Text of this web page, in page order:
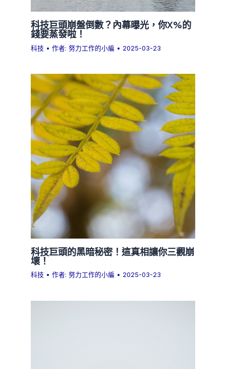
科技巨頭崩盤倒數？內幕曝光，你X%的
錢要蒸發啦！
科技 • 作者:努力工作的小編 • 2025-03-23
科技巨頭的黑暗秘密！這真相讓你三觀崩
壞！
科技 • 作者:努力工作的小編 • 2025-03-23